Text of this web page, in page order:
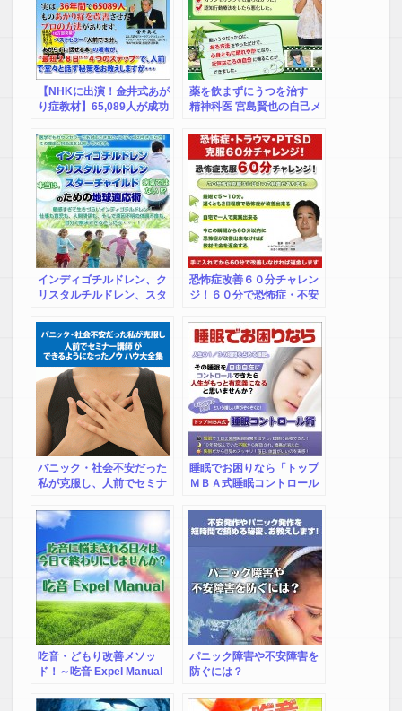
【NHKに出演！金井式あが
り症教材】65,089人が成功
症改善法（極秘セミナー
DVD付き）
薬を飲まずにうつを治す
精神科医 宮島賢也の自己メ
インディゴチルドレン、ク
リスタルチルドレン、スタ
ニュアル
恐怖症改善６０分チャレン
ジ！６０分で恐怖症・不安
改善しなければ返金
パニック・社会不安だった
私が克服し、人前でセミナ
たノウ ハウ大全集
睡眠でお困りなら「トップ
ＭＢＡ式睡眠コントロール
眠法をマスター！
吃音・どもり改善メソッ
ド！～吃音 Expel Manual
パニック障害や不安障害を
防ぐには？